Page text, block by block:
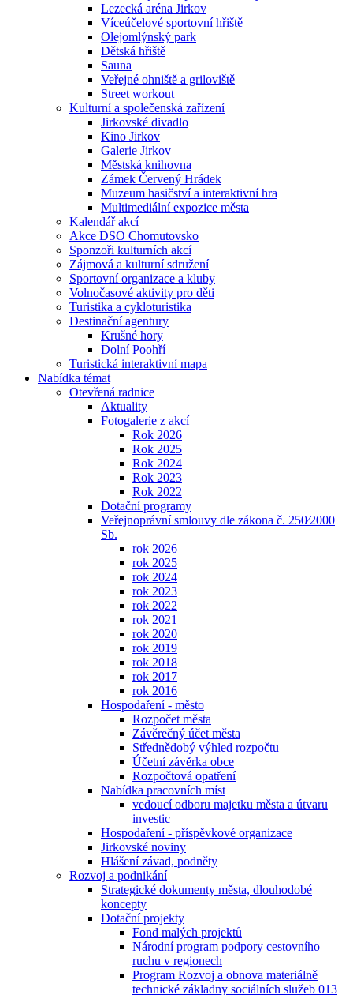
Lezecká aréna Jirkov
Víceúčelové sportovní hřiště
Olejomlýnský park
Dětská hřiště
Sauna
Veřejné ohniště a griloviště
Street workout
Kulturní a společenská zařízení
Jirkovské divadlo
Kino Jirkov
Galerie Jirkov
Městská knihovna
Zámek Červený Hrádek
Muzeum hasičství a interaktivní hra
Multimediální expozice města
Kalendář akcí
Akce DSO Chomutovsko
Sponzoři kulturních akcí
Zájmová a kulturní sdružení
Sportovní organizace a kluby
Volnočasové aktivity pro děti
Turistika a cykloturistika
Destinační agentury
Krušné hory
Dolní Poohří
Turistická interaktivní mapa
Nabídka témat
Otevřená radnice
Aktuality
Fotogalerie z akcí
Rok 2026
Rok 2025
Rok 2024
Rok 2023
Rok 2022
Dotační programy
Veřejnoprávní smlouvy dle zákona č. 250⁄2000
Sb.
rok 2026
rok 2025
rok 2024
rok 2023
rok 2022
rok 2021
rok 2020
rok 2019
rok 2018
rok 2017
rok 2016
Hospodaření - město
Rozpočet města
Závěrečný účet města
Střednědobý výhled rozpočtu
Účetní závěrka obce
Rozpočtová opatření
Nabídka pracovních míst
vedoucí odboru majetku města a útvaru
investic
Hospodaření - příspěvkové organizace
Jirkovské noviny
Hlášení závad, podněty
Rozvoj a podnikání
Strategické dokumenty města, dlouhodobé
koncepty
Dotační projekty
Fond malých projektů
Národní program podpory cestovního
ruchu v regionech
Program Rozvoj a obnova materiálně
technické základny sociálních služeb 013